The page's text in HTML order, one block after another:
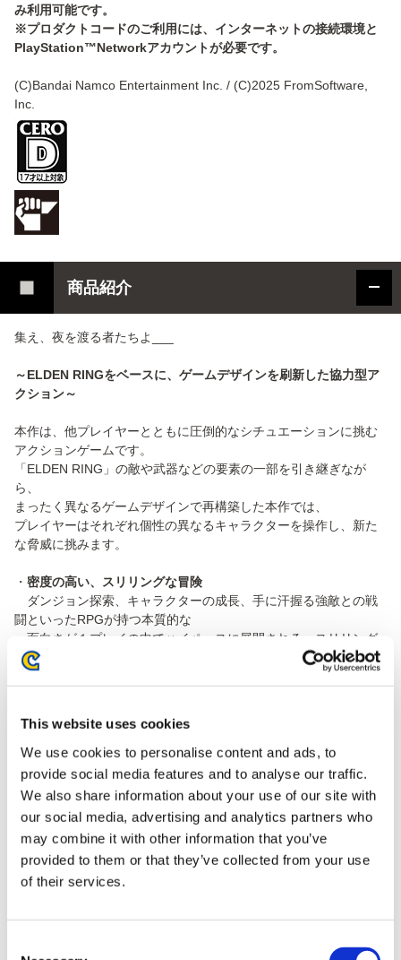
This website uses cookies
We use cookies to personalise content and ads, to
provide social media features and to analyse our traffic.
We also share information about your use of our site with
our social media, advertising and analytics partners who
may combine it with other information that you’ve
provided to them or that they’ve collected from your use
of their services.
み利用可能です。
※プロダクトコードのご利用には、インターネットの接続環境と
PlayStation™Networkアカウントが必要です。
(C)Bandai Namco Entertainment Inc. / (C)2025 FromSoftware,
Inc.
商品紹介
集え、夜を渡る者たちよ___
～ELDEN RINGをベースに、ゲームデザインを刷新した協力型ア
クション～
本作は、他プレイヤーとともに圧倒的なシチュエーションに挑む
アクションゲームです。
「ELDEN RING」の敵や武器などの要素の一部を引き継ぎなが
ら、
まったく異なるゲームデザインで再構築した本作では、
プレイヤーはそれぞれ個性の異なるキャラクターを操作し、新た
な脅威に挑みます。
・ 密度の高い、スリリングな冒険
ダンジョン探索、キャラクターの成長、手に汗握る強敵との戦
闘といったRPGが持つ本質的な
面白さが１プレイの中でハイペースに展開される、スリリング
なゲーム体験。
プレイヤーの目的は、他者とともに広大なフィールドで３日間
がらキャラクターを強化し、
３日目に訪れる強敵“夜の王”たちとの戦いに挑みます。
・訪れるたびに様相を変える、フィールド型ダンジョン
舞台となるのは、広大なフィールド“リムベルド”。
強敵だけでなくフィールドそのものを制することで得られる、
新たな達成感。
プレイするごとに拠点や敵、武器やアイテムが変化するフィー
ルドを駆け、キャラクターを強化します。
せるのか、